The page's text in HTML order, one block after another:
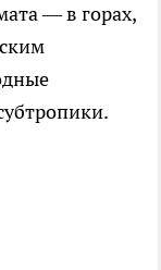
— в горах,